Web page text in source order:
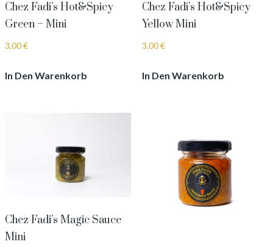
Chez Fadi’s Hot&Spicy
Green – Mini
3,00€
In Den Warenkorb
Chez Fadi’s Hot&Spicy
Yellow Mini
3,00€
In Den Warenkorb
Chez Fadi’s Magic Sauce
Mini